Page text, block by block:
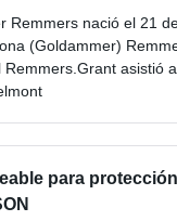
Remmers nació el 21
(Goldammer)
Remmers.Grant asistió
para